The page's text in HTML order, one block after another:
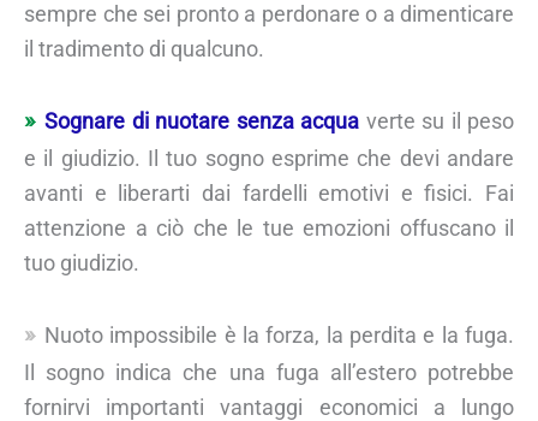
sempre che sei pronto a perdonare o a dimenticare
il tradimento di qualcuno.
Sognare di nuotare senza acqua verte su il peso
e il giudizio. Il tuo sogno esprime che devi andare
avanti e liberarti dai fardelli emotivi e fisici. Fai
attenzione a ciò che le tue emozioni offuscano il
tuo giudizio.
Nuoto impossibile è la forza, la perdita e la fuga.
Il sogno indica che una fuga all’estero potrebbe
fornirvi importanti vantaggi economici a lungo